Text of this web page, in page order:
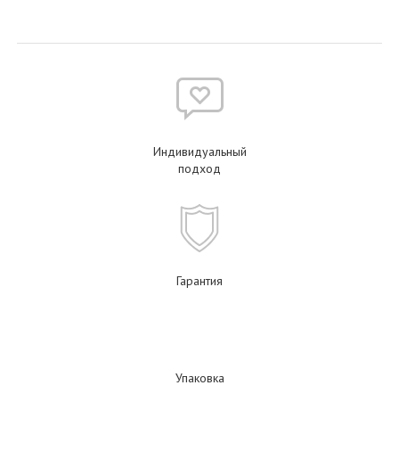
Индивидуальный
подход
Гарантия
Упаковка